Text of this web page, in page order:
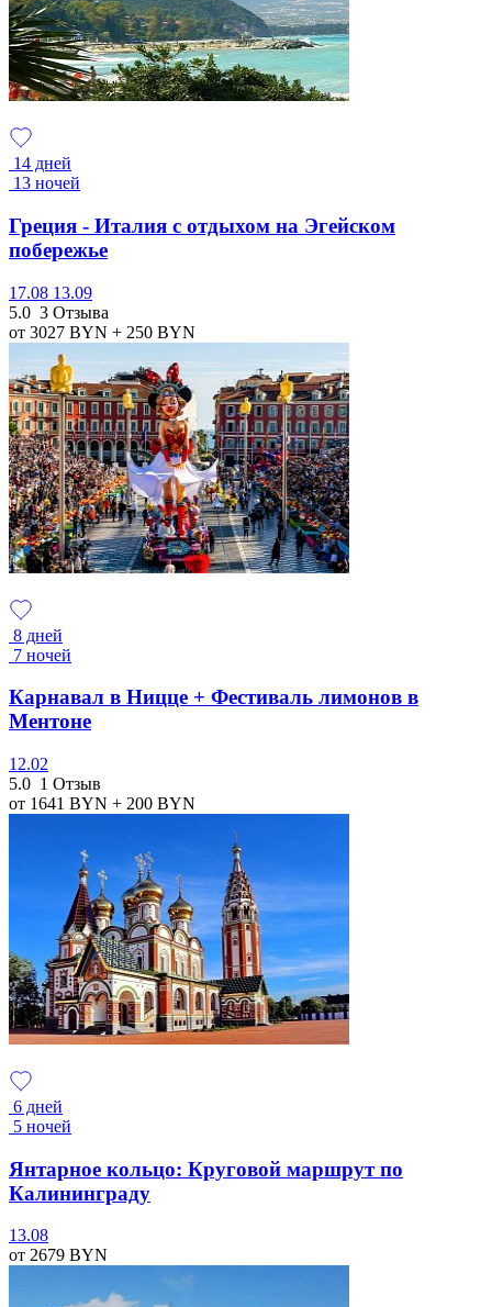
14 дней
13 ночей
Греция - Италия с отдыхом на Эгейском
побережье
17.08 13.09
5.0 3 Отзыва
от 3027 BYN + 250 BYN
8 дней
7 ночей
Карнавал в Ницце + Фестиваль лимонов в
Ментоне
12.02
5.0 1 Отзыв
от 1641 BYN + 200 BYN
6 дней
5 ночей
Янтарное кольцо: Круговой маршрут по
Калининграду
13.08
от 2679 BYN